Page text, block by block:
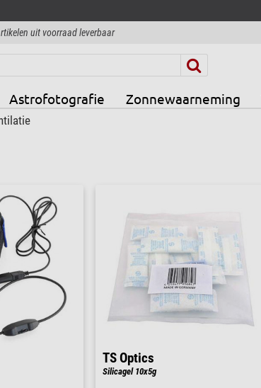
uit voorraad leverbaar
Astrofotografie Zonnewaarneming
TS Optics
Silicagel 10x5g